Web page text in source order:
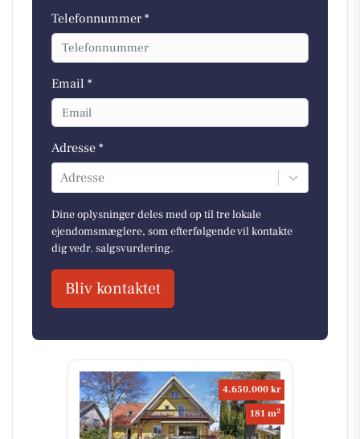
Telefonnummer *
Email *
Adresse *
Adresse
Dine oplysninger deles med op til tre lokale
ejendomsmæglere, som efterfølgende vil kontakte
dig vedr. salgsvurdering.
Bliv kontaktet
4.650.000 kr
181 m2